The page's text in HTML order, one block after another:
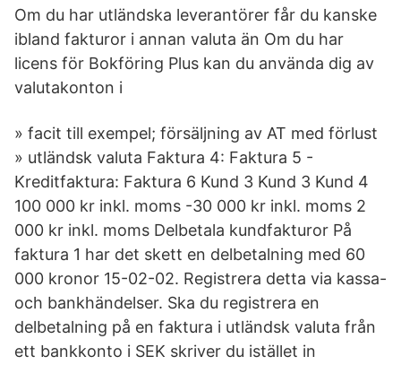
Om du har utländska leverantörer får du kanske
ibland fakturor i annan valuta än Om du har
licens för Bokföring Plus kan du använda dig av
valutakonton i
» facit till exempel; försäljning av AT med förlust
» utländsk valuta Faktura 4: Faktura 5 -
Kreditfaktura: Faktura 6 Kund 3 Kund 3 Kund 4
100 000 kr inkl. moms -30 000 kr inkl. moms 2
000 kr inkl. moms Delbetala kundfakturor På
faktura 1 har det skett en delbetalning med 60
000 kronor 15-02-02. Registrera detta via kassa-
och bankhändelser. Ska du registrera en
delbetalning på en faktura i utländsk valuta från
ett bankkonto i SEK skriver du istället in